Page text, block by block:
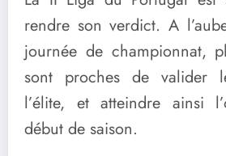
rendre son verdict. A
journée de championnat,
sont proches de valider
l’élite, et atteindre ainsi
début de saison.